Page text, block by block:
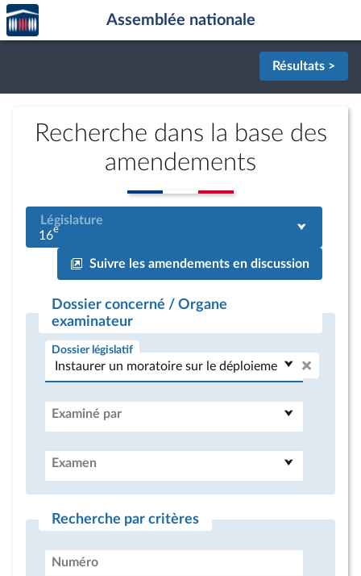
Aller au contenu
Aller en bas de la page
Accèder
à la
page
Assemblée nationale
Résultats >
Recherche dans la base des
amendements
Législature
16e
Suivre les amendements en discussion
Dossier concerné / Organe
examinateur
Dossier législatif
Examiné par
Examen
Recherche par critères
Numéro